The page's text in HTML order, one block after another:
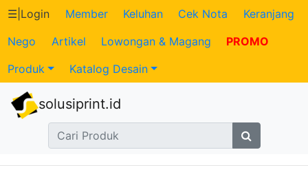
Katalog
Produk
Petugas
☰ Login Member Keluhan Cek Nota
Keranjang
Nego
Artikel Lowongan & Magang
PROMO
Produk
Katalog Desain
solusiprint.id